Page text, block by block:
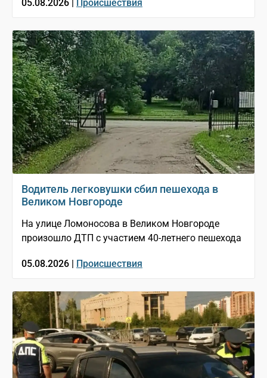
05.08.2026 | Происшествия
Водитель легковушки сбил пешехода в
Великом Новгороде
На улице Ломоносова в Великом Новгороде
произошло ДТП с участием 40-летнего пешехода
05.08.2026 | Происшествия